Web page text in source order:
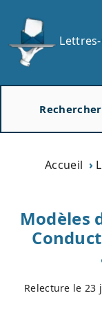
Accueil
Modèles
Relecture le 23